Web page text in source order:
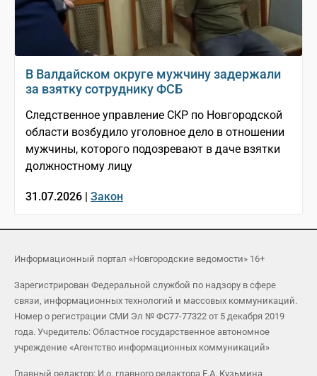
В Валдайском округе мужчину задержали
за взятку сотруднику ФСБ
Следственное управление СКР по Новгородской
области возбудило уголовное дело в отношении
мужчины, которого подозревают в даче взятки
должностному лицу
31.07.2026 | Закон
Информационный портал «Новгородские ведомости» 16+
Зарегистрирован Федеральной службой по надзору в сфере
связи, информационных технологий и массовых коммуникаций.
Номер о регистрации СМИ Эл № ФС77-77322 от 5 декабря 2019
года. Учредитель: Областное государственное автономное
учреждение «Агентство информационных коммуникаций»
Главный редактор: И.о. главного редактора Е.А. Кузьмина